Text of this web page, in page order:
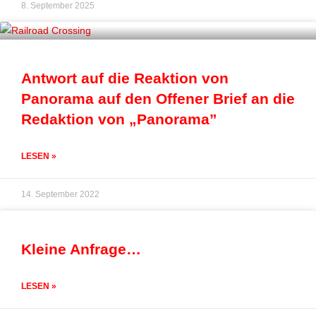
8. September 2025
Antwort auf die Reaktion von
Panorama auf den Offener Brief an die
Redaktion von „Panorama”
LESEN »
14. September 2022
Kleine Anfrage…
LESEN »